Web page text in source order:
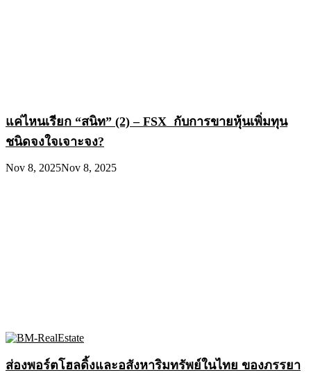
แค่ไหนเรียก “สนิท” (2) – FSX กับการขายหุ้นเพิ่มทุน
ชนิดจงใจเจาะจง?
Nov 8, 2025Nov 8, 2025
ส่องพอร์ตโฮลดิ้งและอสังหาริมทรัพย์ในไทย ของภรรยา